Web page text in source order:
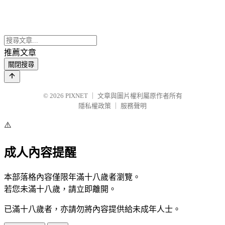
推薦文章
關閉搜尋
© 2026 PIXNET
文章與圖片權利屬原作者所有
隱私權政策
服務聲明
⚠️
成人內容提醒
本部落格內容僅限年滿十八歲者瀏覽。
若您未滿十八歲，請立即離開。
已滿十八歲者，亦請勿將內容提供給未成年人士。